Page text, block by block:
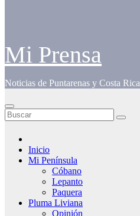
Mi Prensa
Noticias de Puntarenas y Costa Rica
Inicio
Mi Península
Cóbano
Lepanto
Paquera
Pluma Liviana
Opinión